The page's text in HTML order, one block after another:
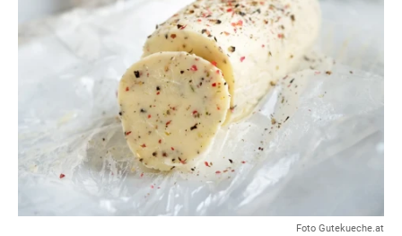
Foto Gutekueche.at